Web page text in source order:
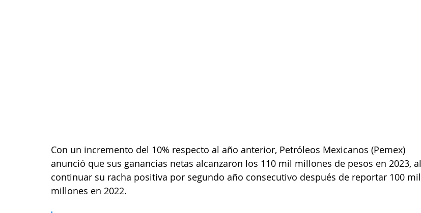
Con un incremento del 10% respecto al año anterior, Petróleos Mexicanos (Pemex)
anunció que sus ganancias netas alcanzaron los 110 mil millones de pesos en 2023, al
continuar su racha positiva por segundo año consecutivo después de reportar 100 mil
millones en 2022.